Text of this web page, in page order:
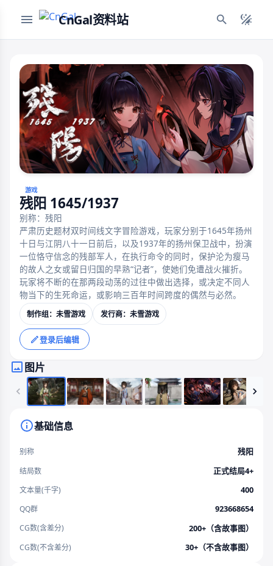
CnGal资料站
游戏
残阳 1645/1937
别称：残阳
严肃历史题材双时间线文字冒险游戏，玩家分别于1645年扬州
十日与江阴八十一日前后，以及1937年的扬州保卫战中，扮演
一位恪守信念的残部军人，在执行命令的同时，保护沦为瘦马
的故人之女或留日归国的早熟“记者”，使她们免遭战火摧折。
玩家将不断的在那两段动荡的过往中做出选择，或决定不同人
物当下的生死命运，或影响三百年时间跨度的偶然与必然。
制作组：未雪游戏 发行商：未雪游戏
登录后编辑
图片
基础信息
别称 残阳
结局数 正式结局4+
文本量(千字) 400
QQ群 923668654
CG数(含差分) 200+（含故事图）
CG数(不含差分) 30+（不含故事图）